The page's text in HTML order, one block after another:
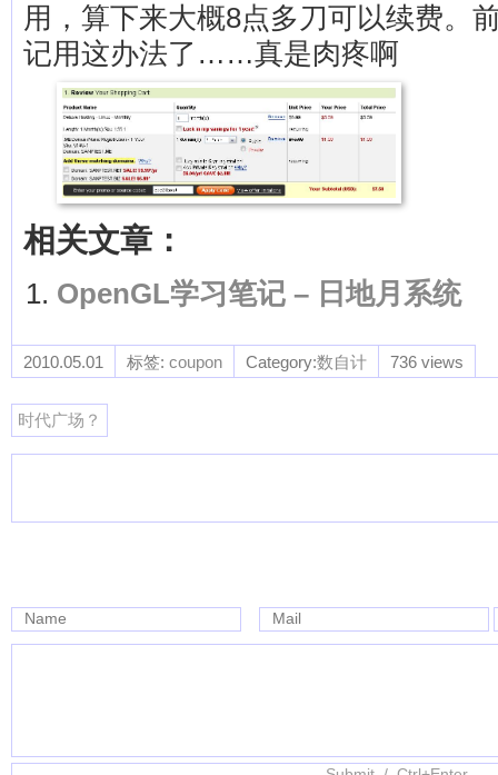
用，算下来大概8点多刀可以续费。
记用这办法了……真是肉疼啊
相关文章：
OpenGL学习笔记 – 日地月系统
2010.05.01 标签: coupon Category:数自计 736 views
时代广场？
Name Mail